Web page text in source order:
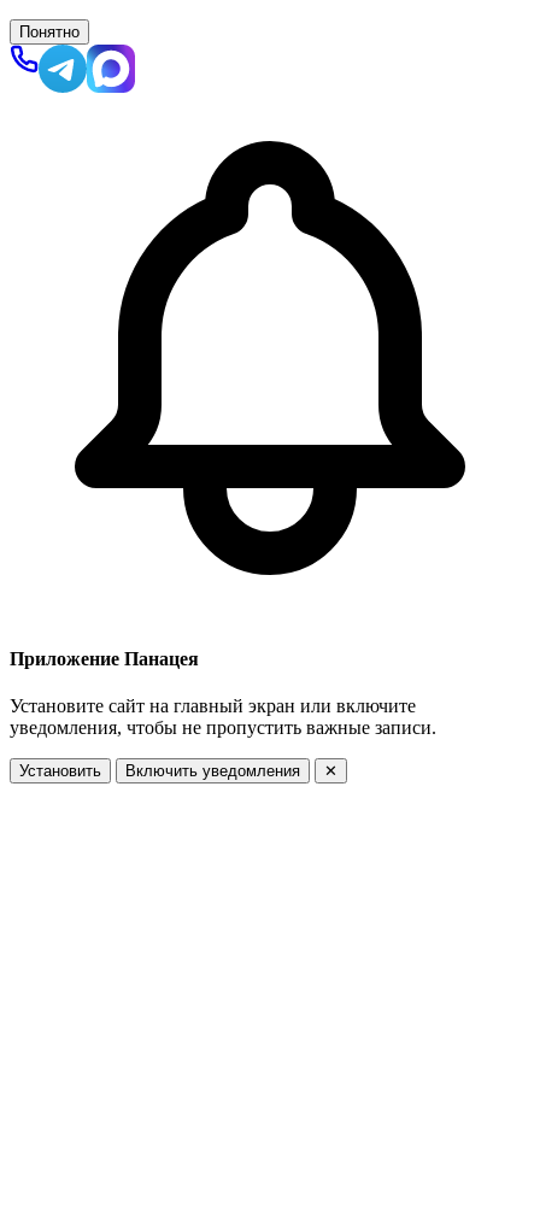
Понятно
Приложение Панацея
Установите сайт на главный экран или включите
уведомления, чтобы не пропустить важные записи.
Установить Включить уведомления ✕